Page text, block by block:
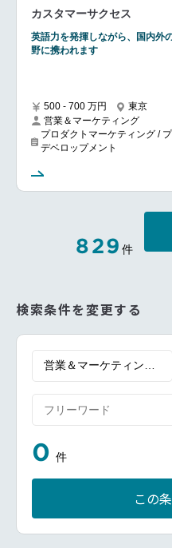
カスタマーサクセス
英語力を発揮しながら、国内外
野に携われます
500 - 700 万円
東京
営業＆マーケティング
プロダクトマーケティング /
デベロップメント
829 件
検索条件を変更する
0 件
この